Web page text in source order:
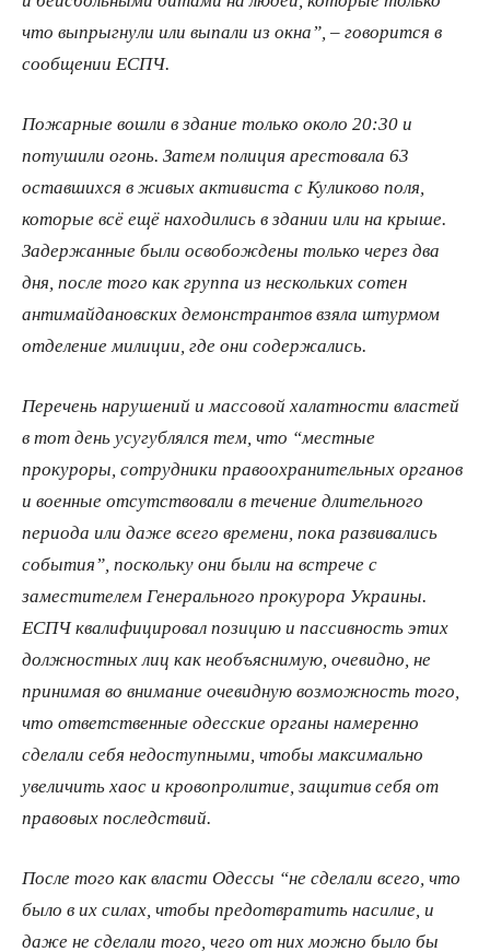
что выпрыгнули или выпали из окна”, – говорится в
сообщении ЕСПЧ.
Пожарные вошли в здание только около 20:30 и
потушили огонь. Затем полиция арестовала 63
оставшихся в живых активиста с Куликово поля,
которые всё ещё находились в здании или на крыше.
Задержанные были освобождены только через два
дня, после того как группа из нескольких сотен
антимайдановских демонстрантов взяла штурмом
отделение милиции, где они содержались.
Перечень нарушений и массовой халатности властей
в тот день усугублялся тем, что “местные
прокуроры, сотрудники правоохранительных органов
и военные отсутствовали в течение длительного
периода или даже всего времени, пока развивались
события”, поскольку они были на встрече с
заместителем Генерального прокурора Украины.
ЕСПЧ квалифицировал позицию и пассивность этих
должностных лиц как необъяснимую, очевидно, не
принимая во внимание очевидную возможность того,
что ответственные одесские органы намеренно
сделали себя недоступными, чтобы максимально
увеличить хаос и кровопролитие, защитив себя от
правовых последствий.
После того как власти Одессы “не сделали всего, что
было в их силах, чтобы предотвратить насилие, и
даже не сделали того, чего от них можно было бы